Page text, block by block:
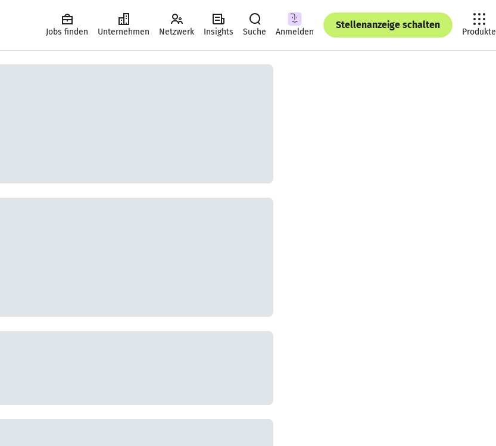
Jobs finden Unternehmen Netzwerk Insights Suche Anmelden
Stellenanzeige schalten
Produkte